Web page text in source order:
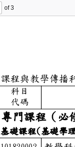
of 3
課程與教
科目
代碼
專門課程
基礎課程(